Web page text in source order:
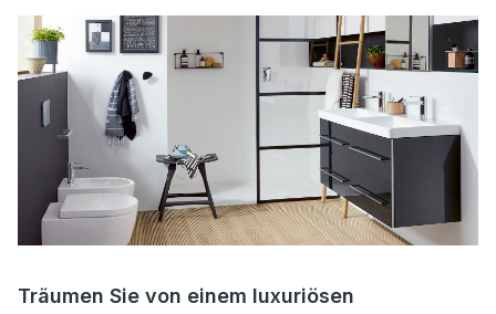
Träumen Sie von einem luxuriösen